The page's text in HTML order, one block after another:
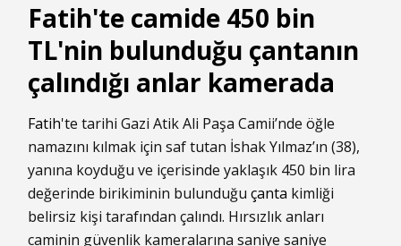
Fatih'te camide 450 bin
TL'nin bulunduğu çantanın
çalındığı anlar kamerada
Fatih'te tarihi Gazi Atik Ali Paşa Camii’nde öğle
namazını kılmak için saf tutan İshak Yılmaz’ın (38),
yanına koyduğu ve içerisinde yaklaşık 450 bin lira
değerinde birikiminin bulunduğu çanta kimliği
belirsiz kişi tarafından çalındı. Hırsızlık anları
caminin güvenlik kameralarına saniye saniye